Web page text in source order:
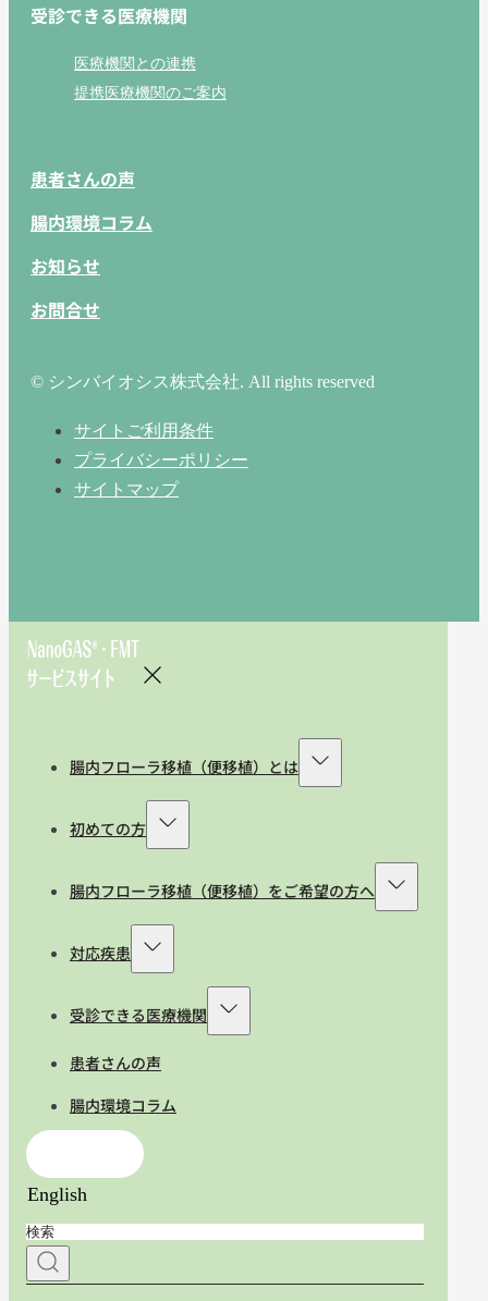
受診できる医療機関
医療機関との連携
提携医療機関のご案内
患者さんの声
腸内環境コラム
お知らせ
お問合せ
© シンバイオシス株式会社. All rights reserved
サイトご利用条件
プライバシーポリシー
サイトマップ
腸内フローラ移植（便移植）とは
初めての方
腸内フローラ移植（便移植）をご希望の方へ
対応疾患
受診できる医療機関
患者さんの声
腸内環境コラム
English